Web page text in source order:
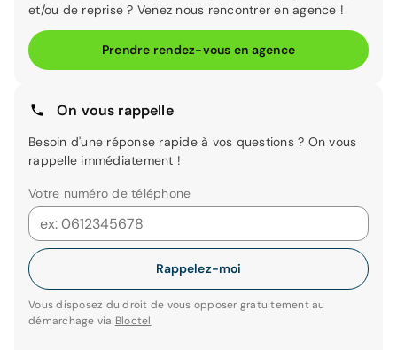
et/ou de reprise ? Venez nous rencontrer en agence !
Prendre rendez-vous en agence
On vous rappelle
Besoin d'une réponse rapide à vos questions ? On vous
rappelle immédiatement !
Votre numéro de téléphone
Rappelez-moi
Vous disposez du droit de vous opposer gratuitement au
démarchage via Bloctel